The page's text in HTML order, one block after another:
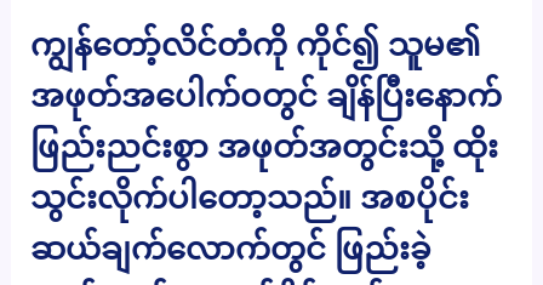
ကျွန်တော့်လိင်တံကို ကိုင်၍ သူမ၏
အဖုတ်အပေါက်ဝတွင် ချိန်ပြီးနောက်
ဖြည်းညင်းစွာ အဖုတ်အတွင်းသို့ ထိုး
သွင်းလိုက်ပါတော့သည်။ အစပိုင်း
ဆယ်ချက်လောက်တွင် ဖြည်းခဲ့